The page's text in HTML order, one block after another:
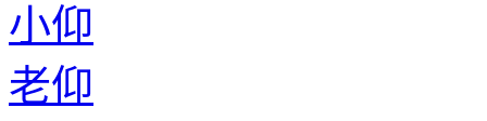
小仰
老仰